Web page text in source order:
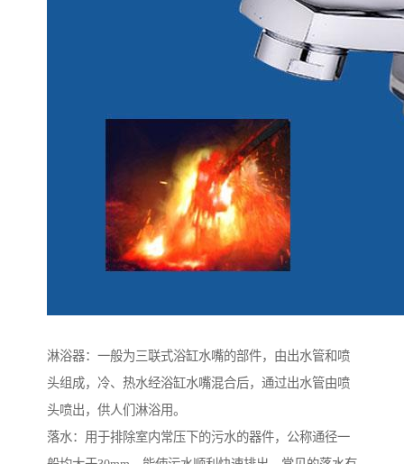
淋浴器：一般为三联式浴缸水嘴的部件，由出水管和喷
头组成，冷、热水经浴缸水嘴混合后，通过出水管由喷
头喷出，供人们淋浴用。
落水：用于排除室内常压下的污水的器件，公称通径一